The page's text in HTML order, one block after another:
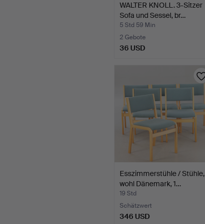
WALTER KNOLL. 3-Sitzer
Sofa und Sessel, br…
5 Std 59 Min
2 Gebote
36 USD
Esszimmerstühle / Stühle,
wohl Dänemark, 1…
19 Std
Schätzwert
346 USD